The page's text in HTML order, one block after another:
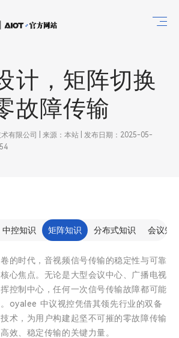
计，矩阵切换
故障传输
有限公司 | 来源：本站 | 发布日期：2025-05-
中控知识 矩阵知识 分布式知识 会议知
的时代，音视频信号传输的稳定性与可靠
心焦点。无论是大型会议中心、广播电视
控制中心，任何一次信号传输故障都可能
oyalee 中议视控凭借其领先行业的双备
技术，为用户构建起坚不可摧的零故障传输
效、稳定传输的关键力量。